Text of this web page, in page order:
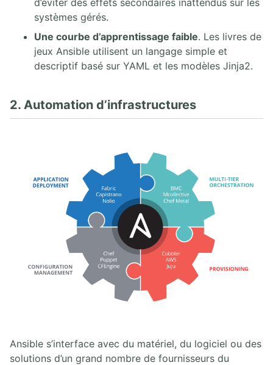
systèmes gérés.
Une courbe d’apprentissage faible. Les livres de
jeux Ansible utilisent un langage simple et
descriptif basé sur YAML et les modèles Jinja2.
2. Automation d’infrastructures
Ansible s’interface avec du matériel, du logiciel ou des
solutions d’un grand nombre de fournisseurs du